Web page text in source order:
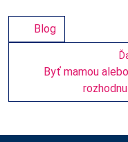
Blog
Byť mamou